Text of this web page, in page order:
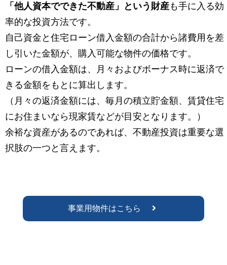
「他人資本でできた不動産」という財産も手に入る効
率的な投資方法です。
自己資金と住宅ローン借入金額の合計から諸費用を差
し引いた金額が、購入可能な物件の価格です。
ローンの借入金額は、月々およびボーナス時に返済で
きる金額をもとに算出します。
（月々の返済金額には、毎月の積立貯金額、賃貸住宅
にお住まいなら現家賃などが目安となります。）
余裕な資産があるのであれば、不動産投資は重要な選
択肢の一つと言えます。
事業用物件はこちら